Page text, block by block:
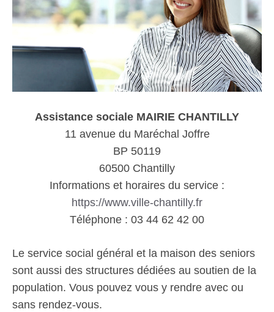
Assistance sociale MAIRIE CHANTILLY
11 avenue du Maréchal Joffre
BP 50119
60500 Chantilly
Informations et horaires du service :
https://www.ville-chantilly.fr
Téléphone : 03 44 62 42 00
Le service social général et la maison des seniors
sont aussi des structures dédiées au soutien de la
population. Vous pouvez vous y rendre avec ou
sans rendez-vous.